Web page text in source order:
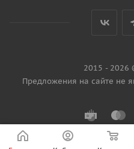
2015 - 2026
Предложения на сайте не